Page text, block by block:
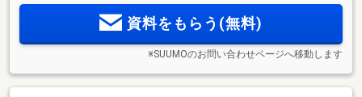
資料をもらう(無料)
※SUUMOのお問い合わせページへ移動します